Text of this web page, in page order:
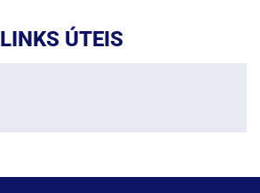
LINKS ÚTEIS